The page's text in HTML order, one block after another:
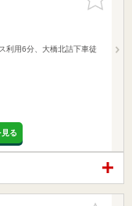
りに追加
利用6分、大橋北詰下車徒
る